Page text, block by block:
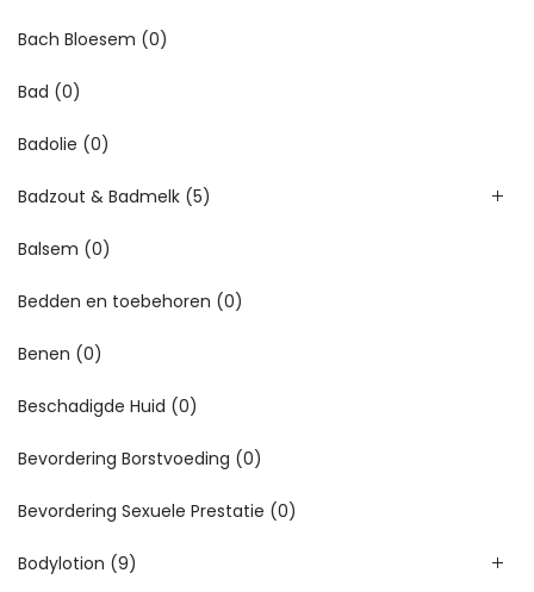
Bach Bloesem (0)
Bad (0)
Badolie (0)
Badzout & Badmelk (5)
Balsem (0)
Bedden en toebehoren (0)
Benen (0)
Beschadigde Huid (0)
Bevordering Borstvoeding (0)
Bevordering Sexuele Prestatie (0)
Bodylotion (9)